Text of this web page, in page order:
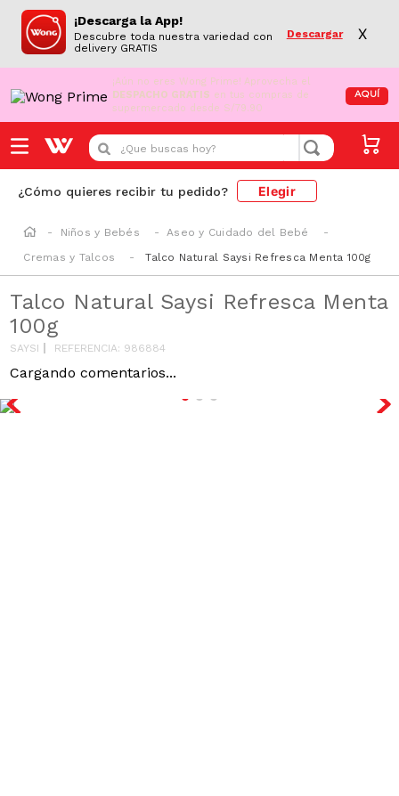
¡Descarga la App!
Descubre toda nuestra variedad con
delivery GRATIS
Descargar X
¡Aún no eres Wong Prime! Aprovecha el
DESPACHO GRATIS en tus compras de
supermercado desde S/79.90
AQUÍ
¿Que buscas hoy?
¿Cómo quieres recibir tu pedido? Elegir
Niños y Bebés
Aseo y Cuidado del Bebé
Cremas y Talcos
Talco Natural Saysi Refresca Menta 100g
Talco Natural Saysi Refresca Menta
100g
SAYSI REFERENCIA: 986884
Cargando comentarios...